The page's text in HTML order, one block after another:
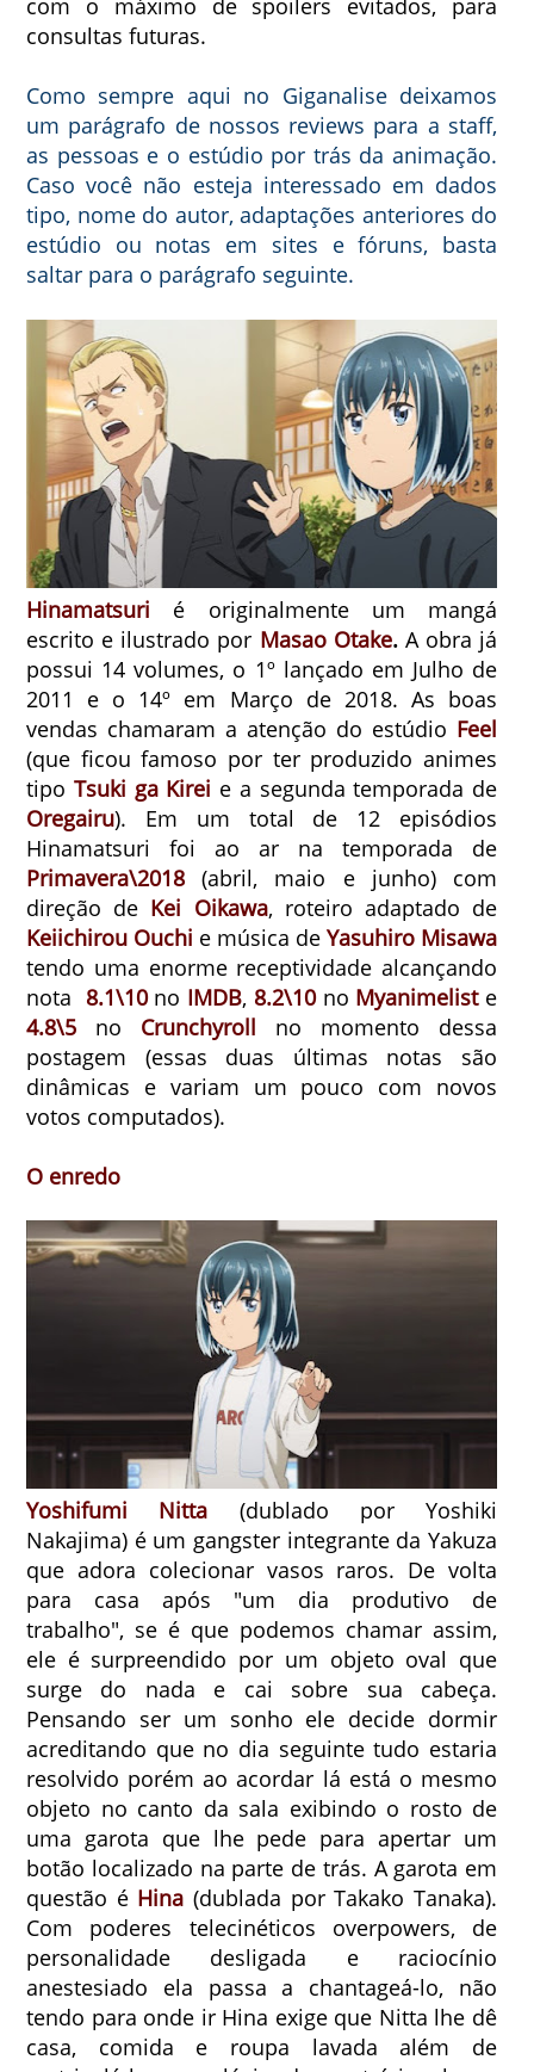
consultas futuras.
Como sempre aqui no Giganalise deixamos
um parágrafo de nossos reviews para a staff,
as pessoas e o estúdio por trás da animação.
Caso você não esteja interessado em dados
tipo, nome do autor, adaptações anteriores do
estúdio ou notas em sites e fóruns, basta
saltar para o parágrafo seguinte.
Hinamatsuri é originalmente um mangá
escrito e ilustrado por Masao Otake.A obra já
possui 14 volumes, o 1º lançado em Julho de
2011 e o 14º em Março de 2018. As boas
vendas chamaram a atenção do estúdio Feel
(que ficou famoso por ter produzido animes
tipo Tsuki ga Kirei e a segunda temporada de
Oregairu). Em um total de 12 episódios
Hinamatsuri foi ao ar na temporada de
Primavera\2018 (abril, maio e junho) com
direção de Kei Oikawa, roteiro adaptado de
Keiichirou Ouchi e música deYasuhiro Misawa
tendo uma enorme receptividade alcançando
nota 8.1\10no IMDB, 8.2\10no Myanimeliste
4.8\5 no Crunchyroll no momento dessa
postagem (essas duas últimas notas são
dinâmicas e variam um pouco com novos
votos computados).
O enredo
Yoshifumi Nitta (dublado por Yoshiki
Nakajima) é um gangster integrante da Yakuza
que adora colecionar vasos raros. De volta
para casa após "um dia produtivo de
trabalho", se é que podemos chamar assim,
ele é surpreendido por um objeto oval que
surge do nada e cai sobre sua cabeça.
Pensando ser um sonho ele decide dormir
acreditando que no dia seguinte tudo estaria
resolvido porém ao acordar lá está o mesmo
objeto no canto da sala exibindo o rosto de
uma garota que lhe pede para apertar um
botão localizado na parte de trás. A garota em
questão é Hina (dublada por Takako Tanaka).
Com poderes telecinéticos overpowers, de
personalidade desligada e raciocínio
anestesiado ela passa a chantageá-lo, não
tendo para onde ir Hina exige que Nitta lhe dê
casa, comida e roupa lavada além de